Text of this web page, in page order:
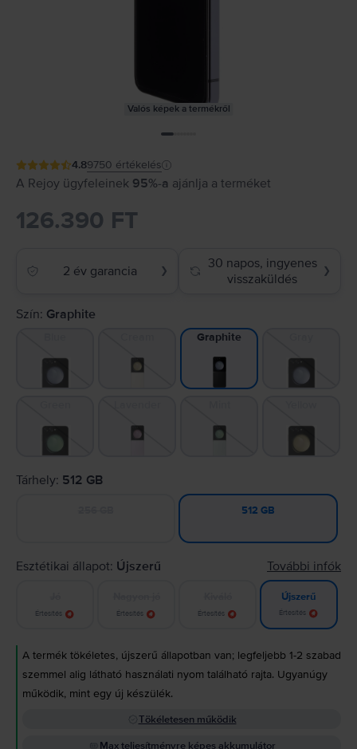
Valós képek a termékről
4.89750 értékelés
A Rejoy ügyfeleinek 95%-a ajánlja a terméket
126.390 FT
2 év garancia ❯
30 napos, ingyenes
visszaküldés
❯
Szín: Graphite
Graphite
Tárhely: 512 GB
512 GB
Esztétikai állapot: Újszerű További infók
Értesítés Értesítés Értesítés
Újszerű
Értesítés
A termék tökéletes, újszerű állapotban van; legfeljebb 1-2 szabad
szemmel alig látható használati nyom található rajta. Ugyanúgy
működik, mint egy új készülék.
Tökéletesen működik
Max teljesítményre képes akkumulátor